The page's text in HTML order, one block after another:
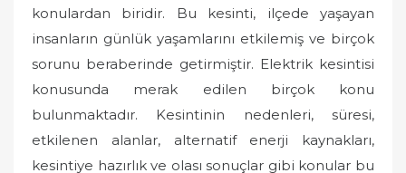
d
konulardan biridir. Bu kesinti, ilçede yaşayan
insanların günlük yaşamlarını etkilemiş ve birçok
sorunu beraberinde getirmiştir. Elektrik kesintisi
konusunda merak edilen birçok konu
bulunmaktadır. Kesintinin nedenleri, süresi,
etkilenen alanlar, alternatif enerji kaynakları,
kesintiye hazırlık ve olası sonuçlar gibi konular bu